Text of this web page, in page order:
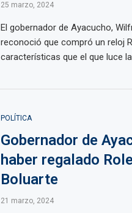
25 marzo, 2024
El gobernador de Ayacucho,
reconoció que compró un reloj
características que el que luce
POLÍTICA
Gobernador de
haber regalado
Boluarte
21 marzo, 2024